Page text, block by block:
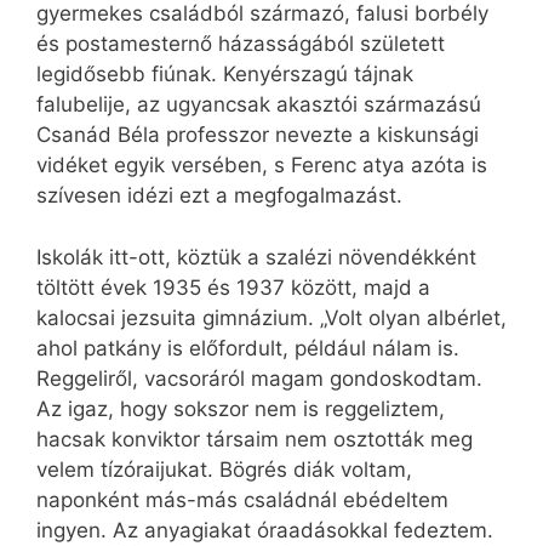
gyermekes családból származó, falusi borbély
és postamesternő házasságából született
legidősebb fiúnak. Kenyérszagú tájnak
falubelije, az ugyancsak akasztói származású
Csanád Béla professzor nevezte a kiskunsági
vidéket egyik versében, s Ferenc atya azóta is
szívesen idézi ezt a megfogalmazást.
Iskolák itt-ott, köztük a szalézi növendékként
töltött évek 1935 és 1937 között, majd a
kalocsai jezsuita gimnázium. „Volt olyan albérlet,
ahol patkány is előfordult, például nálam is.
Reggeliről, vacsoráról magam gondoskodtam.
Az igaz, hogy sokszor nem is reggeliztem,
hacsak konviktor társaim nem osztották meg
velem tízóraijukat. Bögrés diák voltam,
naponként más-más családnál ebédeltem
ingyen. Az anyagiakat óraadásokkal fedeztem.